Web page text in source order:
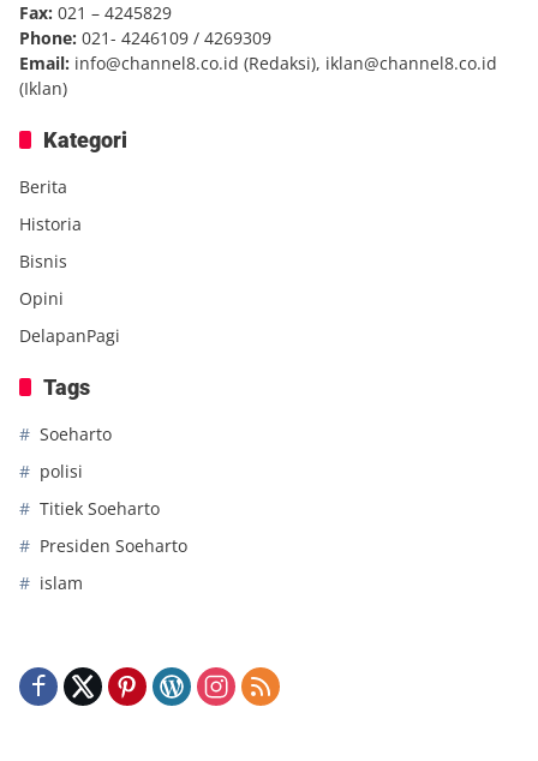
Fax: 021 – 4245829
Phone: 021- 4246109 / 4269309
Email: info@channel8.co.id (Redaksi), iklan@channel8.co.id
(Iklan)
Kategori
Berita
Historia
Bisnis
Opini
DelapanPagi
Tags
Soeharto
polisi
Titiek Soeharto
Presiden Soeharto
islam